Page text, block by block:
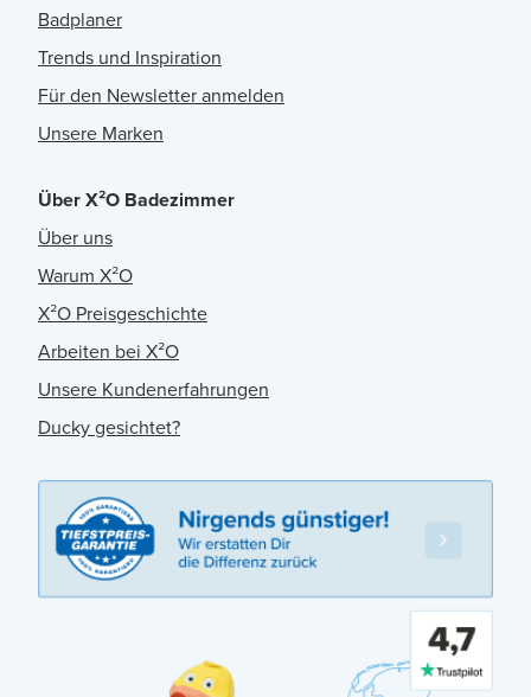
Badplaner
Trends und Inspiration
Für den Newsletter anmelden
Unsere Marken
Über X²O Badezimmer
Über uns
Warum X²O
X²O Preisgeschichte
Arbeiten bei X²O
Unsere Kundenerfahrungen
Ducky gesichtet?